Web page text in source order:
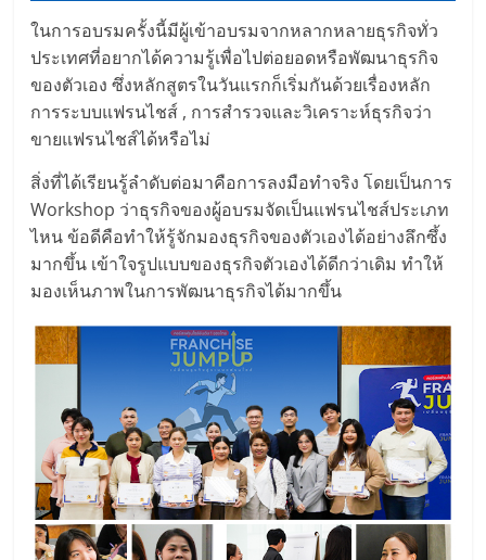
รน
ไชส์
แฟ
รน
ไชส์
ขาย
หน้า
บ้าน
ลงทุน
ในการอบรมครั้งนี้มีผู้เข้าอบรมจากหลากหลายธุรกิจทั่ว
ประเทศที่อยากได้ความรู้เพื่อไปต่อยอดหรือพัฒนาธุรกิจ
ของตัวเอง ซึ่งหลักสูตรในวันแรกก็เริ่มกันด้วยเรื่องหลัก
การระบบแฟรนไชส์ , การสำรวจและวิเคราะห์ธุรกิจว่า
ขายแฟรนไชส์ได้หรือไม่
สิ่งที่ได้เรียนรู้ลำดับต่อมาคือการลงมือทำจริง โดยเป็นการ
Workshop ว่าธุรกิจของผู้อบรมจัดเป็นแฟรนไชส์ประเภท
ไหน ข้อดีคือทำให้รู้จักมองธุรกิจของตัวเองได้อย่างลึกซึ้ง
มากขึ้น เข้าใจรูปแบบของธุรกิจตัวเองได้ดีกว่าเดิม ทำให้
มองเห็นภาพในการพัฒนาธุรกิจได้มากขึ้น